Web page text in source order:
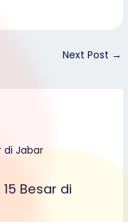
Next Post →
15 Besar di